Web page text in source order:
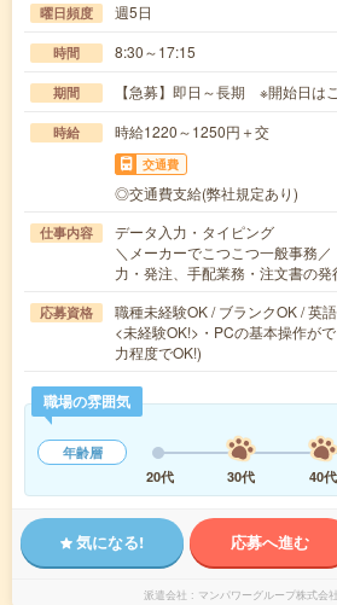
曜日頻度 週5日
時間 8:30～17:15
期間 【急募】即日～長期 ※開始日は
時給 時給1220～1250円＋交
交通費
◎交通費支給(弊社規定あり)
仕事内容
データ入力・タイピング
＼メーカーでこつこつ一般事務
力・発注、手配業務・注文書の
応募資格
職種未経験OK / ブランクOK / 英
<未経験OK!>・PCの基本操作が
力程度でOK!)
職場の雰囲気
年齢層
20代
30代 40代
気になる! 応募へ進む
派遣会社 マンパワーグループ株式会